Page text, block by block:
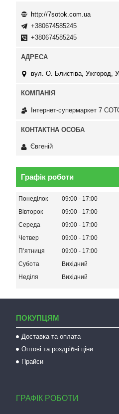
http://7sotok.com.ua
+380674585245
+380674585245
вул. О. Блистіва, Ужгород,
Інтернет-супермаркет 7
Євгеній
Графік роботи
Понеділок 09:00
17:00
Вівторок
09:00
17:00
Середа
09:00
17:00
Четвер
09:00
17:00
Пʼятниця
09:00
17:00
Субота
Вихідний
Неділя
Вихідний
ПОКУПЦЯМ
Доставка та оплата
Оптові та роздрібні ціни
Прайси
ГРАФІК РОБОТИ